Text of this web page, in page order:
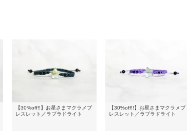
【30%off!!】お星さまマクラメブ
レスレット／ラブラドライト
【30%off!!】お星さまマクラメブ
レスレット／ラブラドライト